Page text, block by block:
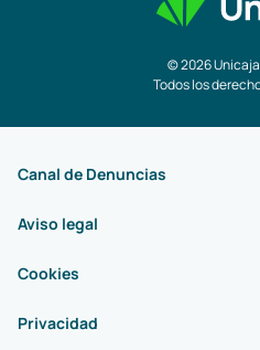
© 2026 Unicaja
Todos los
Canal de Denuncias
Aviso legal
Cookies
Privacidad